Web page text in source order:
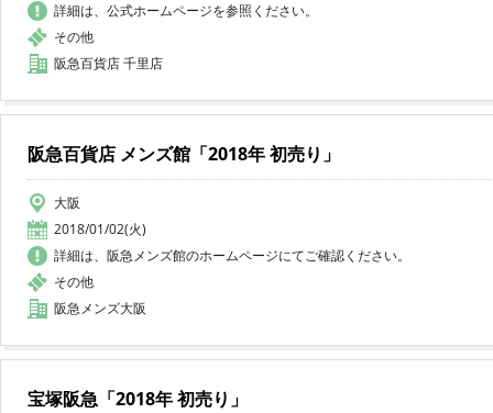
詳細は、公式ホームページを参照ください。
その他
阪急百貨店 千里店
阪急百貨店 メンズ館「2018年 初売り」
大阪
2018/01/02(火)
詳細は、阪急メンズ館のホームページにてご確認ください。
その他
阪急メンズ大阪
宝塚阪急「2018年 初売り」